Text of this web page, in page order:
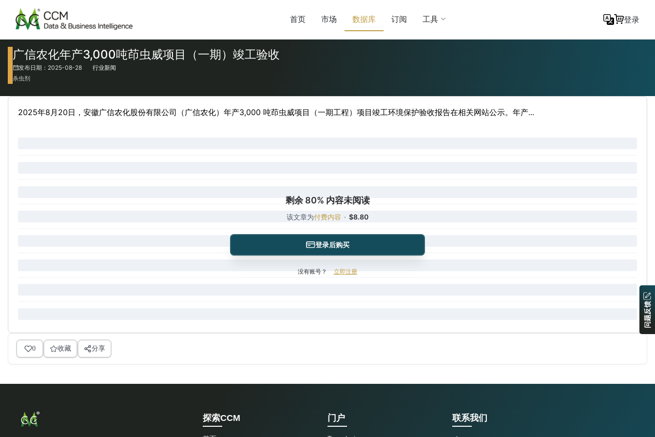
首页 市场 数据库 订阅 工具 登录
广信农化年产3,000吨茚虫威项目（一期）竣工验收
发布日期：2025-08-28
行业新闻
杀虫剂
2025年8月20日，安徽广信农化股份有限公司（广信农化）年产3,000 吨茚虫威项目（一期工程）项目竣工环境保护验收报告在相关网站公示。年产...
剩余 80% 内容未阅读
该文章为付费内容 · $8.80
登录后购买
没有账号？ 立即注册
0 收藏 分享
探索CCM 门户 联系我们
问题反馈